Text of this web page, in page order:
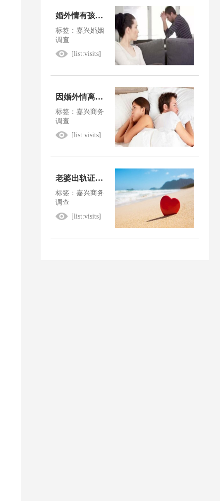
婚外情有孩子了犯法吗
标签：嘉兴婚姻
调查
[list:visits]
因婚外情离婚怎么判
标签：嘉兴商务
调查
[list:visits]
老婆出轨证据确凿怎么判决
标签：嘉兴商务
调查
[list:visits]